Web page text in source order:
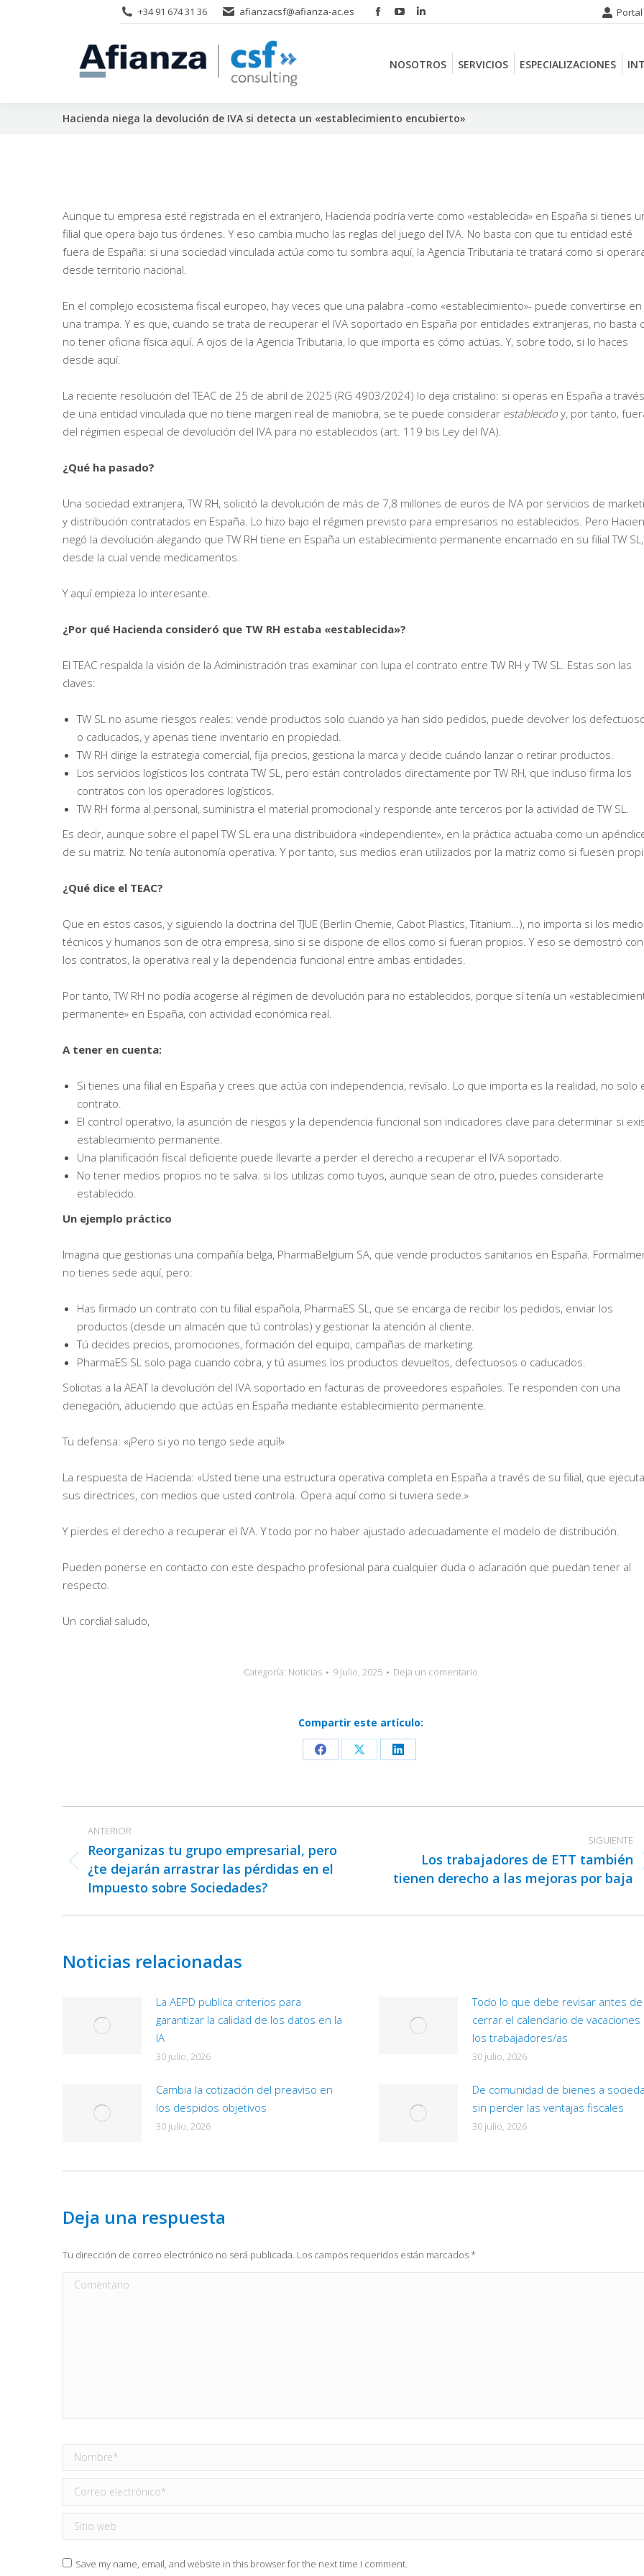
+34 91 674 31 36 afianzacsf@afianza-ac.es
Facebook
opens
window
YouTube
opens
window
Linkedin
opens
window
NOSOTROS SERVICIOS ESPECIALIZACIONES
Hacienda niega la devolución de IVA si detecta un «establecimiento encubierto»
Aunque tu empresa esté registrada en el extranjero, Hacienda podría verte como «establecida» en España si tienes
filial que opera bajo tus órdenes. Y eso cambia mucho las reglas del juego del IVA. No basta con que tu entidad esté
fuera de España: si una sociedad vinculada actúa como tu sombra aquí, la Agencia Tributaria te tratará como si
desde territorio nacional.
En el complejo ecosistema fiscal europeo, hay veces que una palabra -como «establecimiento»- puede convertirse en
una trampa. Y es que, cuando se trata de recuperar el IVA soportado en España por entidades extranjeras, no basta
no tener oficina física aquí. A ojos de la Agencia Tributaria, lo que importa es cómo actúas. Y, sobre todo, si lo haces
desde aquí.
La reciente resolución del TEAC de 25 de abril de 2025 (RG 4903/2024) lo deja cristalino: si operas en España a través
de una entidad vinculada que no tiene margen real de maniobra, se te puede considerar establecido y, por tanto,
del régimen especial de devolución del IVA para no establecidos (art. 119 bis Ley del IVA).
¿Qué ha pasado?
Una sociedad extranjera, TW RH, solicitó la devolución de más de 7,8 millones de euros de IVA por servicios de
y distribución contratados en España. Lo hizo bajo el régimen previsto para empresarios no establecidos. Pero
negó la devolución alegando que TW RH tiene en España un establecimiento permanente encarnado en su filial TW SL,
desde la cual vende medicamentos.
Y aquí empieza lo interesante.
¿Por qué Hacienda consideró que TW RH estaba «establecida»?
El TEAC respalda la visión de la Administración tras examinar con lupa el contrato entre TW RH y TW SL. Estas son las
claves:
TW SL no asume riesgos reales: vende productos solo cuando ya han sido pedidos, puede devolver los
o caducados, y apenas tiene inventario en propiedad.
TW RH dirige la estrategia comercial, fija precios, gestiona la marca y decide cuándo lanzar o retirar productos.
Los servicios logísticos los contrata TW SL, pero están controlados directamente por TW RH, que incluso firma los
contratos con los operadores logísticos.
TW RH forma al personal, suministra el material promocional y responde ante terceros por la actividad de TW SL.
Es decir, aunque sobre el papel TW SL era una distribuidora «independiente», en la práctica actuaba como un
de su matriz. No tenía autonomía operativa. Y por tanto, sus medios eran utilizados por la matriz como si fuesen
¿Qué dice el TEAC?
Que en estos casos, y siguiendo la doctrina del TJUE (Berlin Chemie, Cabot Plastics, Titanium…), no importa si los
técnicos y humanos son de otra empresa, sino si se dispone de ellos como si fueran propios. Y eso se demostró con
los contratos, la operativa real y la dependencia funcional entre ambas entidades.
Por tanto, TW RH no podía acogerse al régimen de devolución para no establecidos, porque sí tenía un
permanente» en España, con actividad económica real.
A tener en cuenta:
Si tienes una filial en España y crees que actúa con independencia, revísalo. Lo que importa es la realidad, no solo
contrato.
El control operativo, la asunción de riesgos y la dependencia funcional son indicadores clave para determinar si
establecimiento permanente.
Una planificación fiscal deficiente puede llevarte a perder el derecho a recuperar el IVA soportado.
No tener medios propios no te salva: si los utilizas como tuyos, aunque sean de otro, puedes considerarte
establecido.
Un ejemplo práctico
Imagina que gestionas una compañía belga, PharmaBelgium SA, que vende productos sanitarios en España.
no tienes sede aquí, pero:
Has firmado un contrato con tu filial española, PharmaES SL, que se encarga de recibir los pedidos, enviar los
productos (desde un almacén que tú controlas) y gestionar la atención al cliente.
Tú decides precios, promociones, formación del equipo, campañas de marketing.
PharmaES SL solo paga cuando cobra, y tú asumes los productos devueltos, defectuosos o caducados.
Solicitas a la AEAT la devolución del IVA soportado en facturas de proveedores españoles. Te responden con una
denegación, aduciendo que actúas en España mediante establecimiento permanente.
Tu defensa: «¡Pero si yo no tengo sede aquí!»
La respuesta de Hacienda: «Usted tiene una estructura operativa completa en España a través de su filial, que ejecuta
sus directrices, con medios que usted controla. Opera aquí como si tuviera sede.»
Y pierdes el derecho a recuperar el IVA. Y todo por no haber ajustado adecuadamente el modelo de distribución.
Pueden ponerse en contacto con este despacho profesional para cualquier duda o aclaración que puedan tener al
respecto.
Un cordial saludo,
Categoría: Noticias 9 julio, 2025 Deja un comentario
Compartir este artículo:
Share
Facebook
Share
X
Share
LinkedIn
entre
publicaciones
ANTERIOR
Publicación
anterior:
Reorganizas tu grupo empresarial, pero
¿te dejarán arrastrar las pérdidas en el
Impuesto sobre Sociedades?
SIGUIENTE
Publicación
siguiente:
Los trabajadores de ETT también
tienen derecho a las mejoras por baja
Noticias relacionadas
La AEPD publica criterios para
garantizar la calidad de los datos en la
IA
30 julio, 2026
Todo lo que debe revisar antes de
cerrar el calendario de vacaciones
los trabajadores/as
30 julio, 2026
Cambia la cotización del preaviso en
los despidos objetivos
30 julio, 2026
De comunidad de bienes a
sin perder las ventajas fiscales
30 julio, 2026
Deja una respuesta
Tu dirección de correo electrónico no será publicada. Los campos requeridos están marcados*
Comentario
Nombre *
Correo electrónico *
Sitio web
Save my name, email, and website in this browser for the next time I comment.